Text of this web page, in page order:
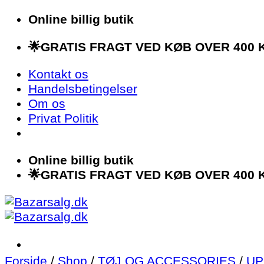
Fortsæt
indhold
Online billig butik
🌟GRATIS FRAGT VED KØB OVER 400
Kontakt os
Handelsbetingelser
Om os
Privat Politik
Online billig butik
🌟GRATIS FRAGT VED KØB OVER 400